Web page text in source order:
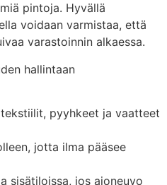
pintoja. Hyvällä
voidaan varmistaa, että
varastoinnin alkaessa.
hallintaan
pyyhkeet ja vaatteet
jotta ilma pääsee
sisätiloissa, jos ajoneuvo